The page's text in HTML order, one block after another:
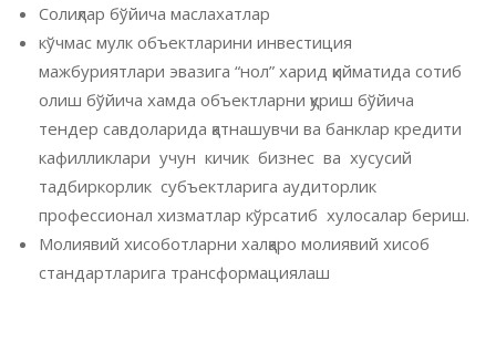
Солиқлар бўйича маслахатлар
кўчмас мулк объектларини инвестиция
мажбуриятлари эвазига “нол” харид қийматида сотиб
олиш бўйича хамда объектларни қуриш бўйича
тендер савдоларида қатнашувчи ва банклар кредити
кафилликлари учун кичик бизнес ва хусусий
тадбиркорлик субъектларига аудиторлик
профессионал хизматлар кўрсатиб хулосалар бериш.
Молиявий хисоботларни халқаро молиявий хисоб
стандартларига трансформациялаш